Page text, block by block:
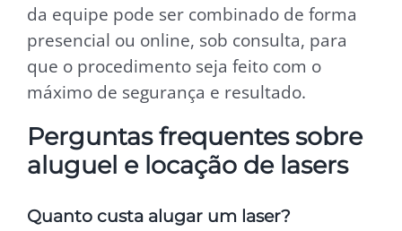
da equipe pode ser combinado de forma
presencial ou online, sob consulta, para
que o procedimento seja feito com o
máximo de segurança e resultado.
Perguntas frequentes sobre
aluguel e locação de lasers
Quanto custa alugar um laser?